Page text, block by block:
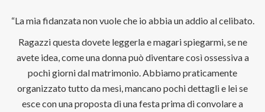
“La mia fidanzata non vuole che io abbia un addio al celibato.
Ragazzi questa dovete leggerla e magari spiegarmi, se ne
avete idea, come una donna può diventare così ossessiva a
pochi giorni dal matrimonio. Abbiamo praticamente
organizzato tutto da mesi, mancano pochi dettagli e lei se
esce con una proposta di una festa prima di convolare a